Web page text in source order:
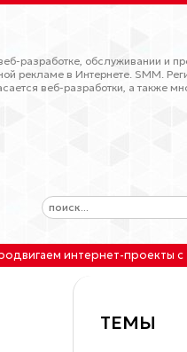
разработке, обслуживании и
рекламе в Интернете. SMM.
веб-разработки, а также
интернет-проекты с
ТЕМЫ